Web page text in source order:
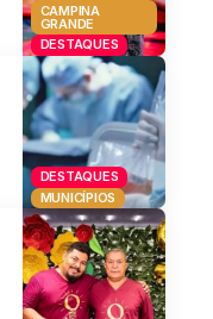
CAMPINA
GRANDE
DESTAQUES
DESTAQUES
MUNICÍPIOS